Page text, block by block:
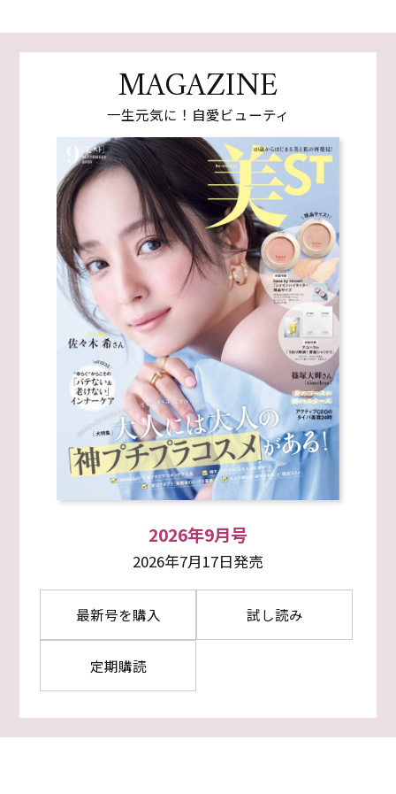
MAGAZINE
一生元気に！自愛ビューティ
2026年9月号
2026年7月17日発売
最新号を購入 試し読み
定期購読